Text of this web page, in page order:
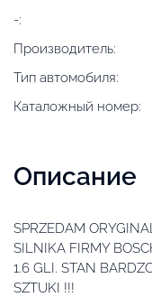
-:
Производитель:
Тип автомобиля:
Каталожный номер:
Описание
SPRZEDAM
SILNIKA FIRMY
1.6 GLI. STAN
SZTUKI !!!